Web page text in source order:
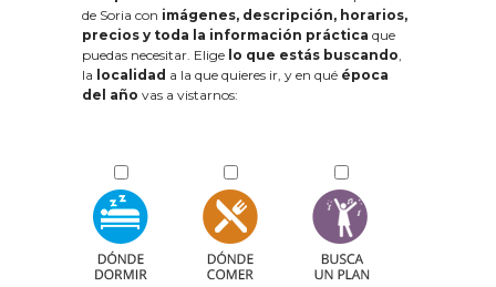
de Soria con imágenes, descripción, horarios,
precios y toda la información práctica que
puedas necesitar. Elige lo que estás buscando,
la localidad a la que quieres ir, y en qué época
del año vas a vistarnos: